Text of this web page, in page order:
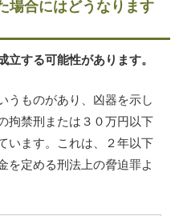
合にはどうなります
する可能性があります。
うものがあり、凶器を示し
拘禁刑または３０万円以下
います。これは、２年以下
を定める刑法上の脅迫罪よ